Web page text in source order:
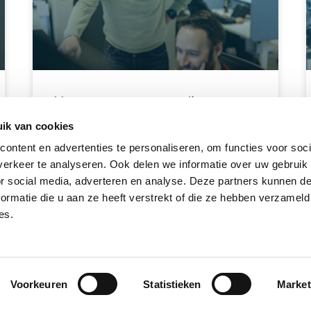
van cookies
en advertenties te personaliseren, om functies voor
te analyseren. Ook delen we informatie over uw gebruik
social media, adverteren en analyse. Deze partners kunnen
die u aan ze heeft verstrekt of die ze hebben
Voorkeuren Statistieken
Hoe op een eenvoudige
manier DR implementeren met
Technical Fact
Ontdek hoe je op een eenvoudige manier
Disaster Recovery implementeert met Nutanix
beschikbaarheid en gemoedsrust bereikt
dankzij synchrone replicatie en automatische
failover.